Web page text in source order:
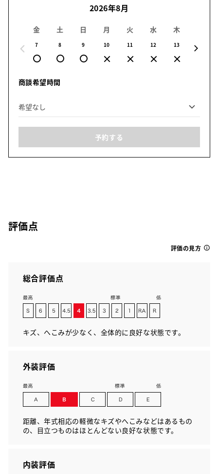
2026年8月
金
7
土
8
日
9
月
10
火
11
水
12
木
13
商談希望時間
予約する
評価点
評価の見方
総合評価点
キズ、へこみが少なく、全体的に良好な状態です。
外装評価
距離、年式相応の軽微なキズやへこみなどはあるもの
の、目立つものはほとんどない良好な状態です。
内装評価